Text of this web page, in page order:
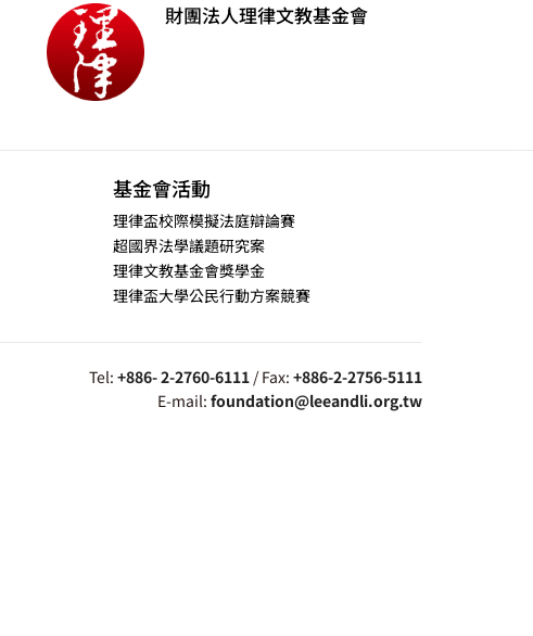
財團法人理律文教基金會
基金會活動
理律盃校際模擬法庭辯論賽
超國界法學議題研究案
理律文教基金會獎學金
理律盃大學公民行動方案競賽
Tel: +886- 2-2760-6111 / Fax: +886-2-2756-5111
E-mail: foundation@leeandli.org.tw